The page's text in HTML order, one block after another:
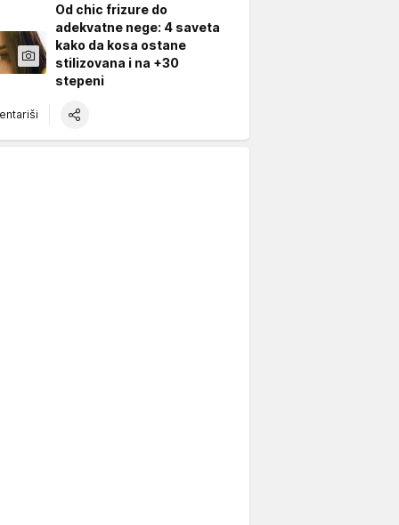
Od chic frizure do
adekvatne nege: 4 saveta
kako da kosa ostane
stilizovana i na +30
stepeni